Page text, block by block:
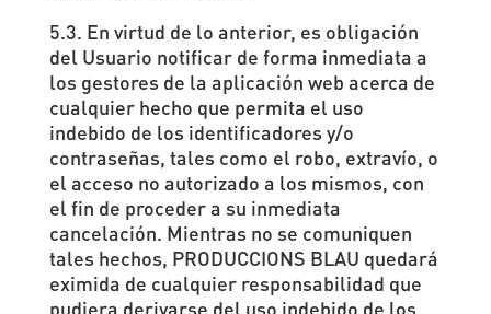
5.3. En virtud de lo anterior, es obligación
del Usuario notificar de forma inmediata a
los gestores de la aplicación web acerca de
cualquier hecho que permita el uso
indebido de los identificadores y/o
contraseñas, tales como el robo, extravío, o
el acceso no autorizado a los mismos, con
el fin de proceder a su inmediata
cancelación. Mientras no se comuniquen
tales hechos, PRODUCCIONS BLAU quedará
eximida de cualquier responsabilidad que
pudiera derivarse del uso indebido de los